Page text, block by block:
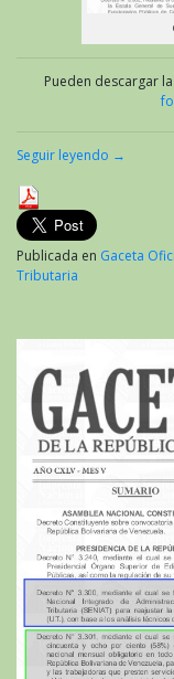
Pueden descargar
Seguir leyendo →
Publicada en Gaceta
Tributaria